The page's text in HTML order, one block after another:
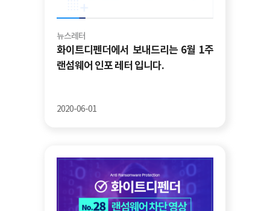
뉴스레터
화이트디펜더에서 보내드리는 6월 1주
랜섬웨어 인포 레터 입니다.
2020-06-01